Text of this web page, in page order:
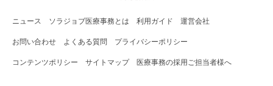
ニュース ソラジョブ医療事務 とは 利用ガイド 運営会社
お問い合わせ よくある質問 プライバシーポリシー
コンテンツポリシー サイトマップ 医療事務の採用ご担当者様へ